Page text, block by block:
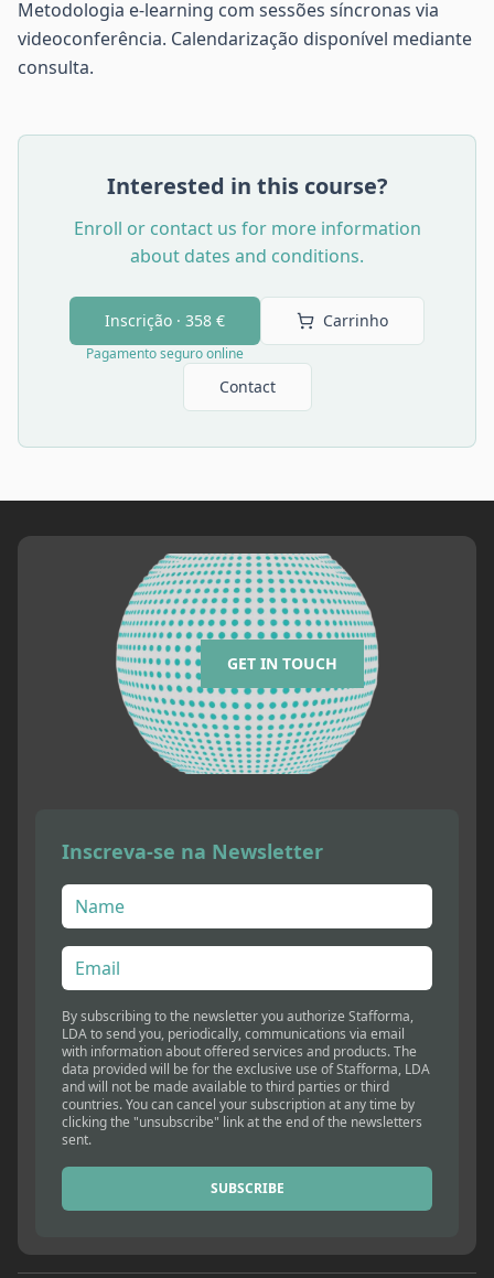
Metodologia e-learning com sessões síncronas via
videoconferência. Calendarização disponível mediante
consulta.
Interested in this course?
Enroll or contact us for more information
about dates and conditions.
Inscrição · 358 €
Pagamento seguro online
Carrinho
Contact
GET IN TOUCH
Inscreva-se na Newsletter
By subscribing to the newsletter you authorize Stafforma,
LDA to send you, periodically, communications via email
with information about offered services and products. The
data provided will be for the exclusive use of Stafforma, LDA
and will not be made available to third parties or third
countries. You can cancel your subscription at any time by
clicking the "unsubscribe" link at the end of the newsletters
sent.
SUBSCRIBE